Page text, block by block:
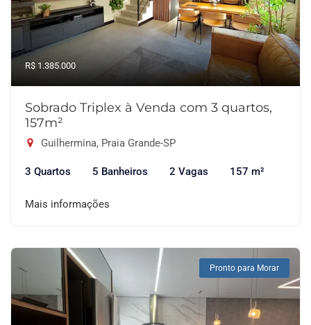
R$ 1.385.000
Sobrado Triplex à Venda com 3 quartos,
157m²
Guilhermina, Praia Grande-SP
3 Quartos 5 Banheiros 2 Vagas 157 m²
Mais informações
Pronto para Morar